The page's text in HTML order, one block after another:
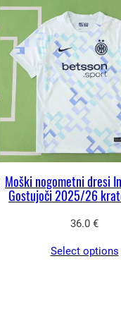
Moški nogometni dresi
Gostujoči 2025/26
36.0 €
Select options